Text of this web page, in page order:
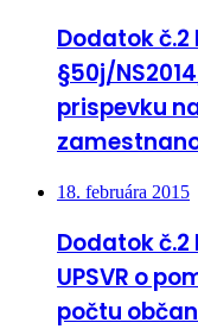
Dodatok č.2
§50j/
prispevku
18. februára 2015
Dodatok č.2
UPSVR o
počtu